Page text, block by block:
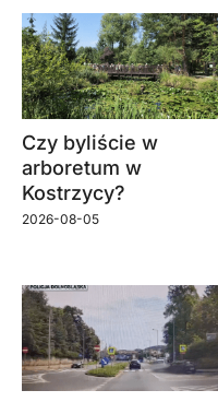
Czy byliście w
arboretum w
Kostrzycy?
2026-08-05